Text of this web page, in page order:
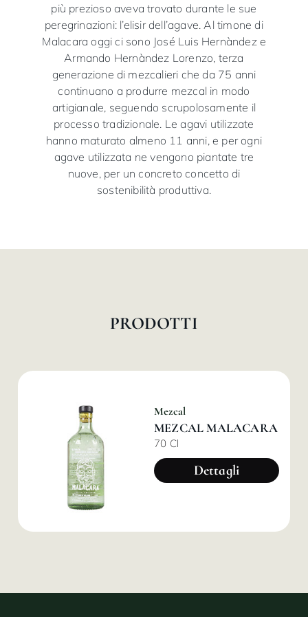
più prezioso aveva trovato durante le sue
peregrinazioni: l’elisir dell’agave. Al timone di
Malacara oggi ci sono José Luis Hernàndez e
Armando Hernàndez Lorenzo, terza
generazione di mezcalieri che da 75 anni
continuano a produrre mezcal in modo
artigianale, seguendo scrupolosamente il
processo tradizionale. Le agavi utilizzate
hanno maturato almeno 11 anni, e per ogni
agave utilizzata ne vengono piantate tre
nuove, per un concreto concetto di
sostenibilità produttiva.
PRODOTTI
Mezcal
MEZCAL MALACARA
70 Cl
Dettagli